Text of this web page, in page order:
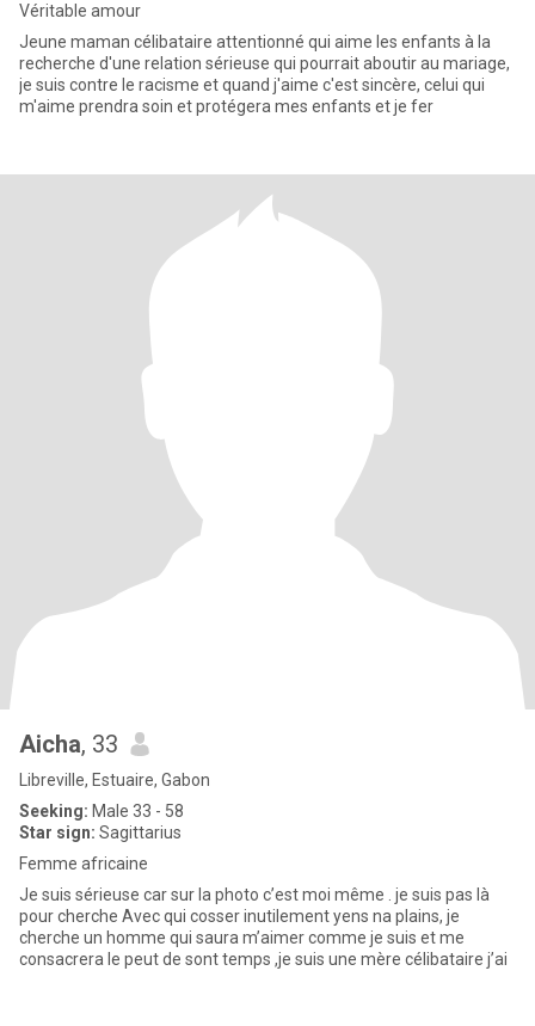
Véritable amour
Jeune maman célibataire attentionné qui aime les enfants à la
recherche d'une relation sérieuse qui pourrait aboutir au mariage,
je suis contre le racisme et quand j'aime c'est sincère, celui qui
m'aime prendra soin et protégera mes enfants et je fer
Aicha, 33
Libreville, Estuaire, Gabon
Seeking: Male 33 - 58
Star sign: Sagittarius
Femme africaine
Je suis sérieuse car sur la photo c’est moi même . je suis pas là
pour cherche Avec qui cosser inutilement yens na plains, je
cherche un homme qui saura m’aimer comme je suis et me
consacrera le peut de sont temps ,je suis une mère célibataire j’ai